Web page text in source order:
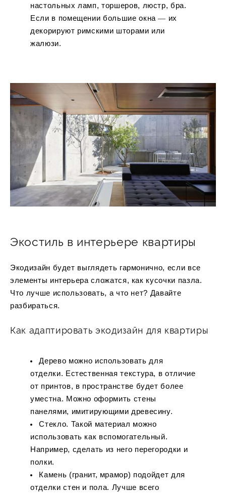
настольных ламп, торшеров, люстр, бра.
Если в помещении большие окна ― их
декорируют римскими шторами или
жалюзи.
Экостиль в интерьере квартиры
Экодизайн будет выглядеть гармонично, если все
элементы интерьера сложатся, как кусочки пазла.
Что лучше использовать, а что нет? Давайте
разбираться.
Как адаптировать экодизайн для квартиры
Дерево можно использовать для
отделки. Естественная текстура, в отличие
от принтов, в пространстве будет более
уместна. Можно оформить стены
панелями, имитирующими древесину.
Стекло. Такой материал можно
использовать как вспомогательный.
Например, сделать из него перегородки и
полки.
Камень (гранит, мрамор) подойдет для
отделки стен и пола. Лучше всего